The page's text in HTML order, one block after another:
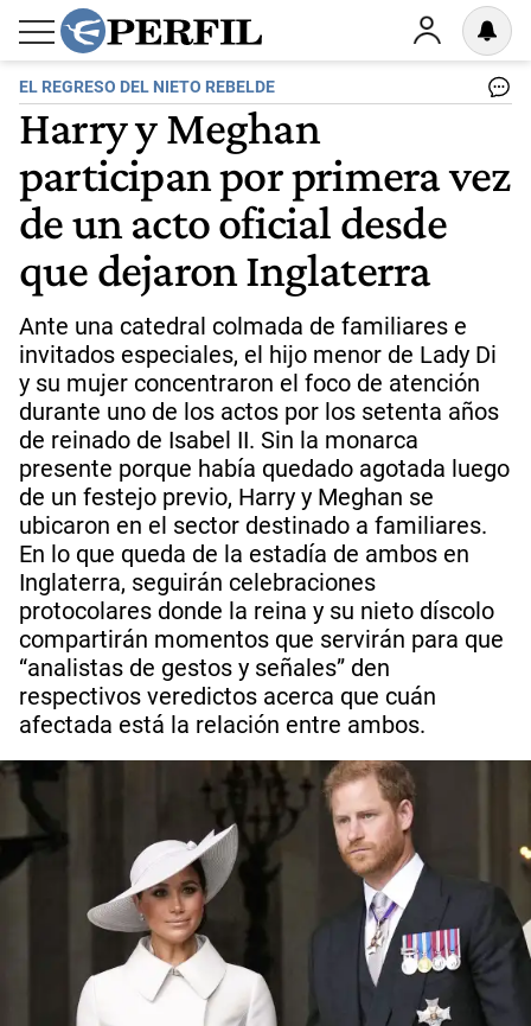
EL REGRESO DEL NIETO REBELDE
Harry y Meghan
participan por primera vez
de un acto oficial desde
que dejaron Inglaterra
Ante una catedral colmada de familiares e
invitados especiales, el hijo menor de Lady Di
y su mujer concentraron el foco de atención
durante uno de los actos por los setenta años
de reinado de Isabel II. Sin la monarca
presente porque había quedado agotada luego
de un festejo previo, Harry y Meghan se
ubicaron en el sector destinado a familiares.
En lo que queda de la estadía de ambos en
Inglaterra, seguirán celebraciones
protocolares donde la reina y su nieto díscolo
compartirán momentos que servirán para que
“analistas de gestos y señales” den
respectivos veredictos acerca que cuán
afectada está la relación entre ambos.